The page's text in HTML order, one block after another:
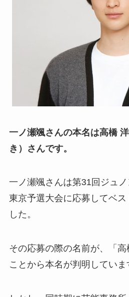
一ノ瀬颯さんの本名は高橋
き）さんです。
一ノ瀬颯さんは第31回ジュ
東京予選大会に応募してベス
した。
その応募の際の名前が、「
ことから本名が判明していま